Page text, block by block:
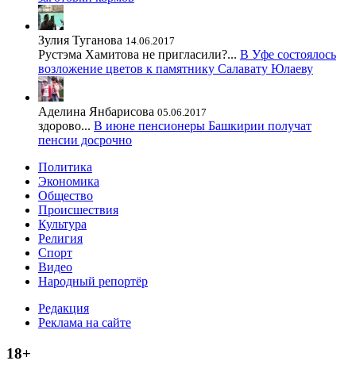
Зулия Туганова 14.06.2017
Рустэма Хамитова не пригласили?... В Уфе состоялось
возложение цветов к памятнику Салавату Юлаеву
Аделина Янбарисова 05.06.2017
здорово... В июне пенсионеры Башкирии получат
пенсии досрочно
Политика
Экономика
Общество
Происшествия
Культура
Религия
Спорт
Видео
Народный репортёр
Редакция
Реклама на сайте
18+